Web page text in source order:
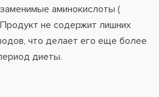
аминокислоты (
не содержит лишних
что делает его еще более
диеты.